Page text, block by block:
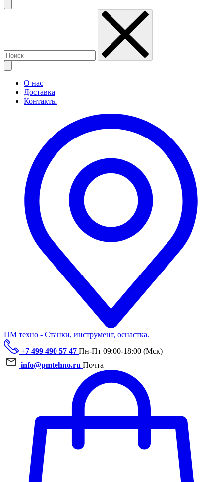
О нас
Доставка
Контакты
ПМ техно - Станки, инструмент, оснастка.
+7 499 490 57 47 Пн-Пт 09:00-18:00 (Мск)
info@pmtehno.ru Почта